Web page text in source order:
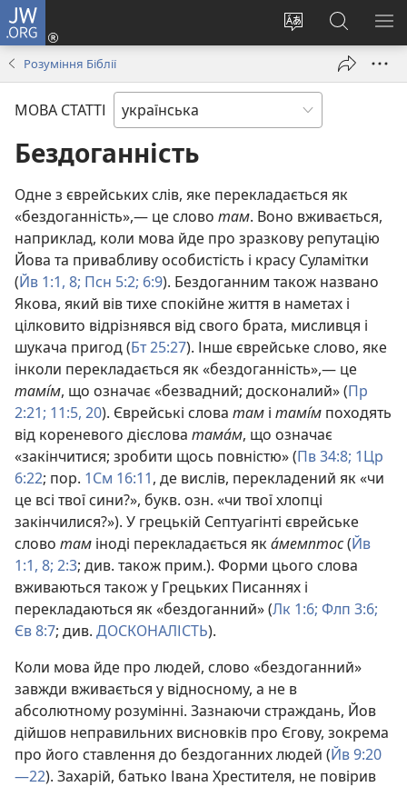
JW.ORG
Змінити
Увійти
(відкривається
вікні)
Пошук
на
сайті
Розуміння Біблії
МОВА СТАТТІ
Бездоганність
Одне з єврейських слів, яке перекладається як
«бездоганність»,— це слово там. Воно вживається,
наприклад, коли мова йде про зразкову репутацію
Йова та привабливу особистість і красу Суламітки
(Йв 1:1, 8; Псн 5:2; 6:9). Бездоганним також названо
Якова, який вів тихе спокійне життя в наметах і
цілковито відрізнявся від свого брата, мисливця і
шукача пригод (Бт 25:27). Інше єврейське слово, яке
інколи перекладається як «бездоганність»,— це
тамı́м, що означає «безвадний; досконалий» (Пр
2:21; 11:5, 20). Єврейські слова там і тамı́м походять
від кореневого дієслова тама́м, що означає
«закінчитися; зробити щось повністю» (Пв 34:8; 1Цр
6:22; пор. 1См 16:11, де вислів, перекладений як «чи
це всі твої сини?», букв. озн. «чи твої хлопці
закінчилися?»). У грецькій Септуагінті єврейське
слово там іноді перекладається як а́мемптос(Йв
1:1, 8; 2:3; див. також прим.). Форми цього слова
вживаються також у Грецьких Писаннях і
перекладаються як «бездоганний» (Лк 1:6; Флп 3:6;
Єв 8:7; див. ДОСКОНАЛІСТЬ).
Коли мова йде про людей, слово «бездоганний»
завжди вживається у відносному, а не в
абсолютному розумінні. Зазнаючи страждань, Йов
дійшов неправильних висновків про Єгову, зокрема
про його ставлення до бездоганних людей (Йв 9:20
—22). Захарій, батько Івана Хрестителя, не повірив